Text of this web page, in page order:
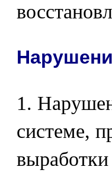
1.
системе,